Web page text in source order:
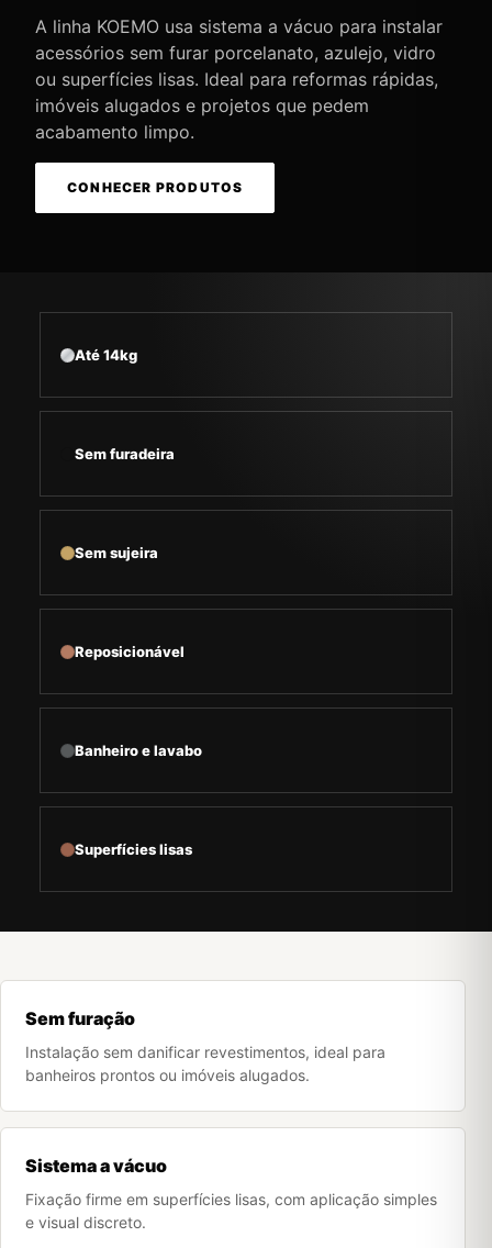
A linha KOEMO usa sistema a vácuo para instalar
acessórios sem furar porcelanato, azulejo, vidro
ou superfícies lisas. Ideal para reformas rápidas,
imóveis alugados e projetos que pedem
acabamento limpo.
CONHECER PRODUTOS
Até 14kg
Sem furadeira
Sem sujeira
Reposicionável
Banheiro e lavabo
Superfícies lisas
Sem furação
Instalação sem danificar revestimentos, ideal para
banheiros prontos ou imóveis alugados.
Sistema a vácuo
Fixação firme em superfícies lisas, com aplicação simples
e visual discreto.